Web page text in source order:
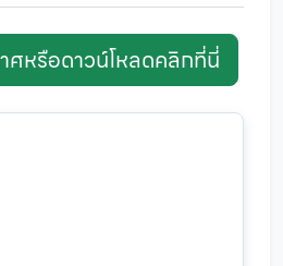
ศหรือดาวน์โหลดคลิกที่นี่